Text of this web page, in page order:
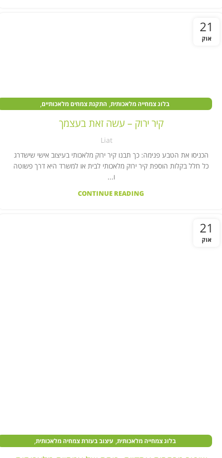
21
אוק
בלוג צמחייה מלאכותית, התקנת צמחים מלאכותיים,
צמחים מלאכותיים בעסקים, צמחים מלאכותיים לבית,צמחים מלאכותיים לחצר
קיר צמחייה מלאכותית
קיר ירוק – עשה זאת בעצמך
Liat
הכניסו את הטבע פנימה: כך תבנו קיר ירוק מלאכותי בעיצוב אישי שישדרג
כל חלל בקלות הוספת קיר ירוק מלאכותי לבית או למשרד היא דרך פשוטה
ו...
CONTINUE READING
21
אוק
בלוג צמחייה מלאכותית, עיצוב בעזרת צמחיה מלאכותית,